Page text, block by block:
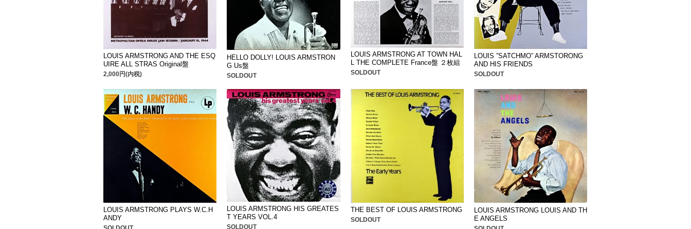
LOUIS ARMSTRONG AND THE ESQ
UIRE ALL STRAS Original盤
2,000円(内税)
HELLO DOLLY! LOUIS ARMSTRON
G Us盤
SOLDOUT
LOUIS ARMSTRONG AT TOWN HAL
L THE COMPLETE France盤 ２枚組
SOLDOUT
LOUIS ”SATCHMO” ARMSTORONG
AND HIS FRIENDS
SOLDOUT
LOUIS ARMSTRONG PLAYS W.C.H
ANDY
LOUIS ARMSTRONG HIS GREATES
T YEARS VOL.4
SOLDOUT
THE BEST OF LOUIS ARMSTRONG
SOLDOUT
LOUIS ARMSTRONG LOUIS AND TH
E ANGELS